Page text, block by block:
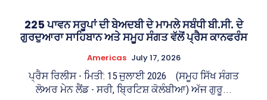
225 ਪਾਵਨ ਸਰੂਪਾਂ ਦੀ ਬੇਅਦਬੀ ਦੇ ਮਾਮਲੇ ਸਬੰਧੀ ਬੀ.ਸੀ. ਦੇ
ਗੁਰਦੁਆਰਾ ਸਾਹਿਬਾਨ ਅਤੇ ਸਮੂਹ ਸੰਗਤ ਵੱਲੋਂ ਪ੍ਰੈਸ ਕਾਨਫਰੰਸ
Americas July 17, 2026
ਪ੍ਰੈਸ ਰਿਲੀਸ - ਮਿਤੀ: 15 ਜੁਲਾਈ 2026 (ਸਮੂਹ ਸਿੱਖ ਸੰਗਤ
ਲੋਅਰ ਮੇਨ ਲੈਂਡ - ਸਰੀ, ਬ੍ਰਿਟਿਸ਼ ਕੋਲੰਬੀਆ) ਅੱਜ ਗੁਰੂ...